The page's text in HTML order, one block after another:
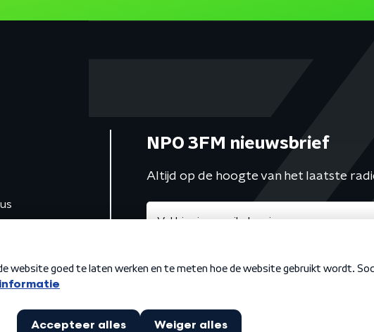
NPO 3FM nieuwsbrief
Altijd op de hoogte van het laatste